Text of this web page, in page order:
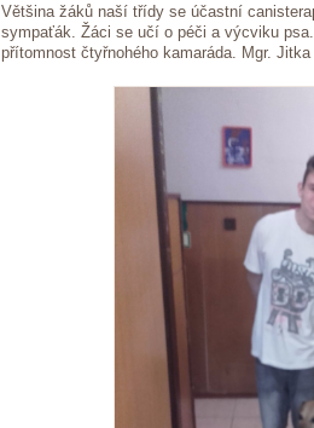
Většina žáků naší třídy se účastní
sympaťák. Žáci se učí o péči a výcviku
přítomnost čtyřnohého kamaráda. Mgr.